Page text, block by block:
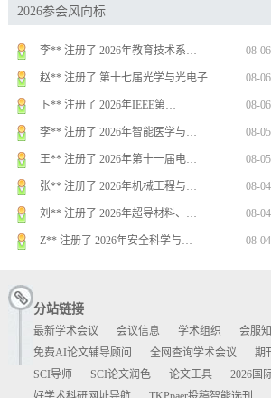
2026参会风向标
胡** 注册了 第八届光电科学与材料…
张** 注册了 2026年应用数学、…
08-07
周** 注册了 2026年智能医学与…
08-07
杨** 注册了 2026年计算机感知…
08-07
周** 注册了 2026年计算机工程…
分站链接
最新学术会议 会议信息 学术组织 会服
免费AI论文辅导顾问
全网查询学术会议
期
SCI导师
SCI论文润色 论文工具
2026国